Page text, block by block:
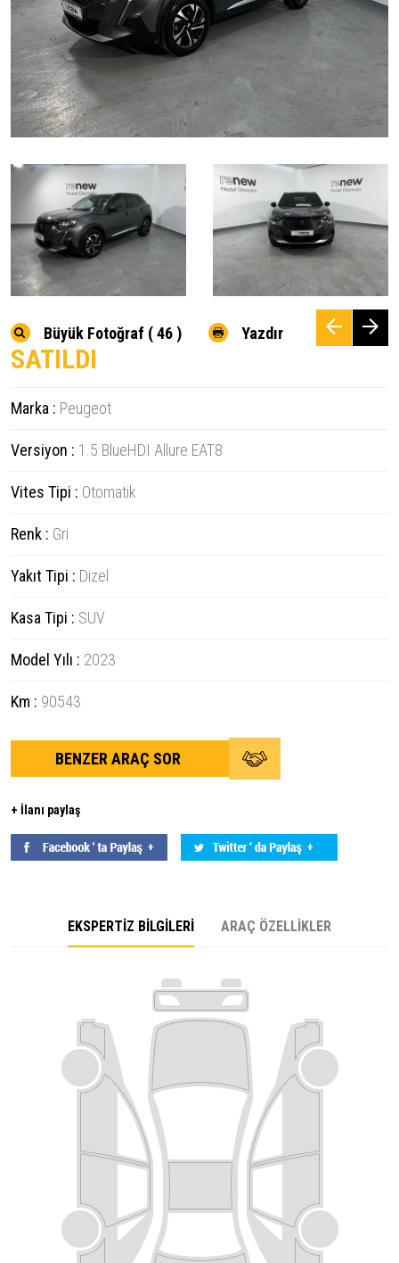
Büyük Fotoğraf ( 46 ) Yazdır
SATILDI
Marka : Peugeot
Versiyon : 1.5 BlueHDI Allure EAT8
Vites Tipi : Otomatik
Renk : Gri
Yakıt Tipi : Dizel
Kasa Tipi : SUV
Model Yılı : 2023
Km : 90543
BENZER ARAÇ SOR
+ İlanı paylaş
EKSPERTİZ BİLGİLERİ ARAÇ ÖZELLİKLER